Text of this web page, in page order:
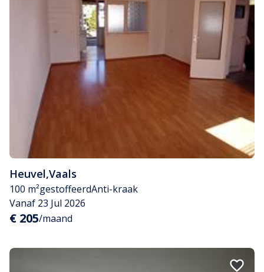
Heuvel,Vaals
100 m²gestoffeerdAnti-kraak
Vanaf 23 Jul 2026
€ 205/maand